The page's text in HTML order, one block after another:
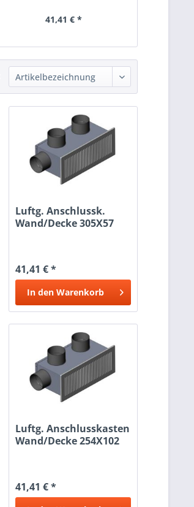
41,41 € *
Luftg. Anschlussk.
Wand/Decke 305X57
41,41 € *
In den Warenkorb
Luftg. Anschlusskasten
Wand/Decke 254X102
41,41 € *